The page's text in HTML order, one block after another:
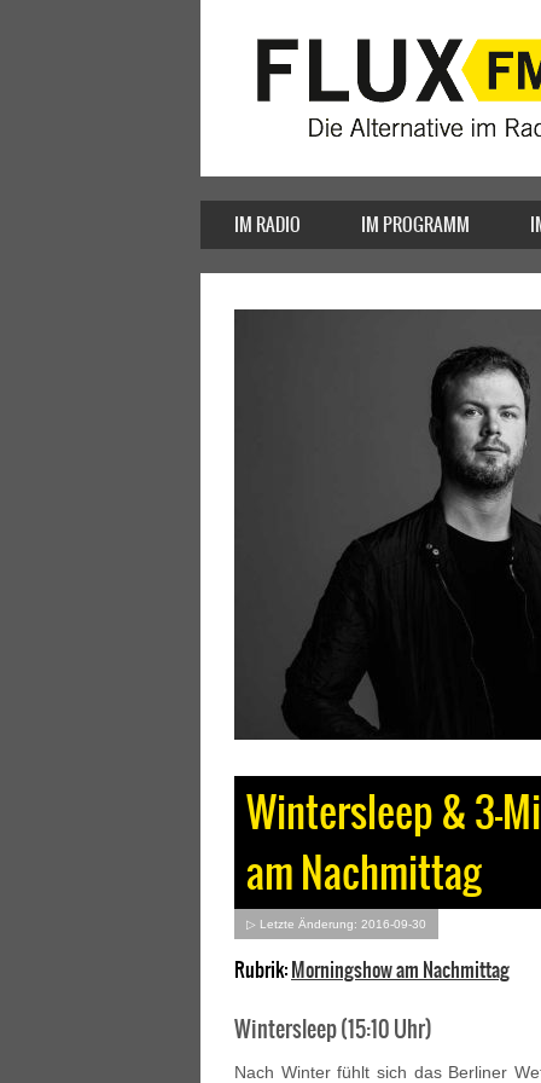
IM RADIO IM PROGRAMM
Wintersleep & 3-
am Nachmittag
▷ Letzte Änderung: 2016-09-30
Rubrik:Morningshow am Nachmittag
Wintersleep (15:10 Uhr)
Nach Winter fühlt sich das Berliner